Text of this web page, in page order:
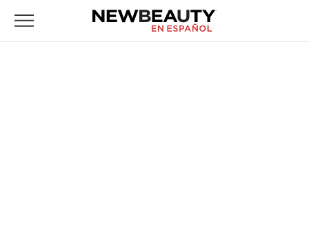
Primary
NewBeauty